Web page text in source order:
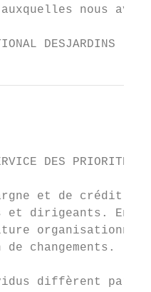
nous
DESJARDINS
DES PRIORITÉS
et de crédit
et dirigeants. En
changements.
diffèrent